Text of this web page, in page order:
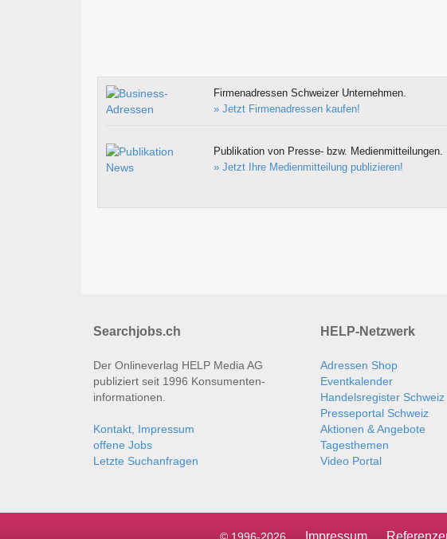
Firmenadressen Schweizer Unternehmen.
» Jetzt Firmenadressen kaufen!
Publikation von Presse- bzw. Medienmitteilungen.
» Jetzt Ihre Medienmitteilung publizieren!
Searchjobs.ch
Der Onlineverlag HELP Media AG
publiziert seit 1996 Konsumenten­
informationen.
Kontakt, Impressum
offene Jobs
Letzte Suchanfragen
HELP-Netzwerk
Adressen Shop
Eventkalender
Handelsregister Schweiz
Presseportal Schweiz
Aktionen & Angebote
Tagesthemen
Video Portal
© 1996-2026 Impressum